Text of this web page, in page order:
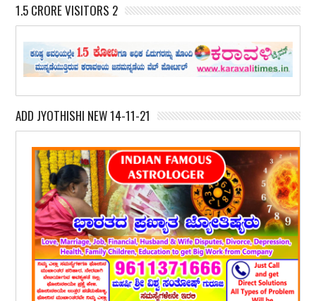
1.5 CRORE VISITORS 2
ADD JYOTHISHI NEW 14-11-21